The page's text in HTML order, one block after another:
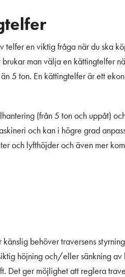
telfer en viktig fråga när du ska
man välja en kättingtelfer
5 ton. En kättingtelfer är ett
(från 5 ton och uppåt)
och kan i högre grad
och lyfthöjder och även mer
behöver traversens
höjning och/eller sänkning av
Det ger möjlighet att reglera